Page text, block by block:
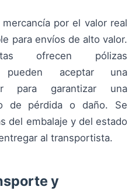
por el valor real
para envíos de alto valor.
ofrecen pólizas
pueden aceptar una
para garantizar una
de pérdida o daño. Se
del embalaje y del estado
al transportista.
y